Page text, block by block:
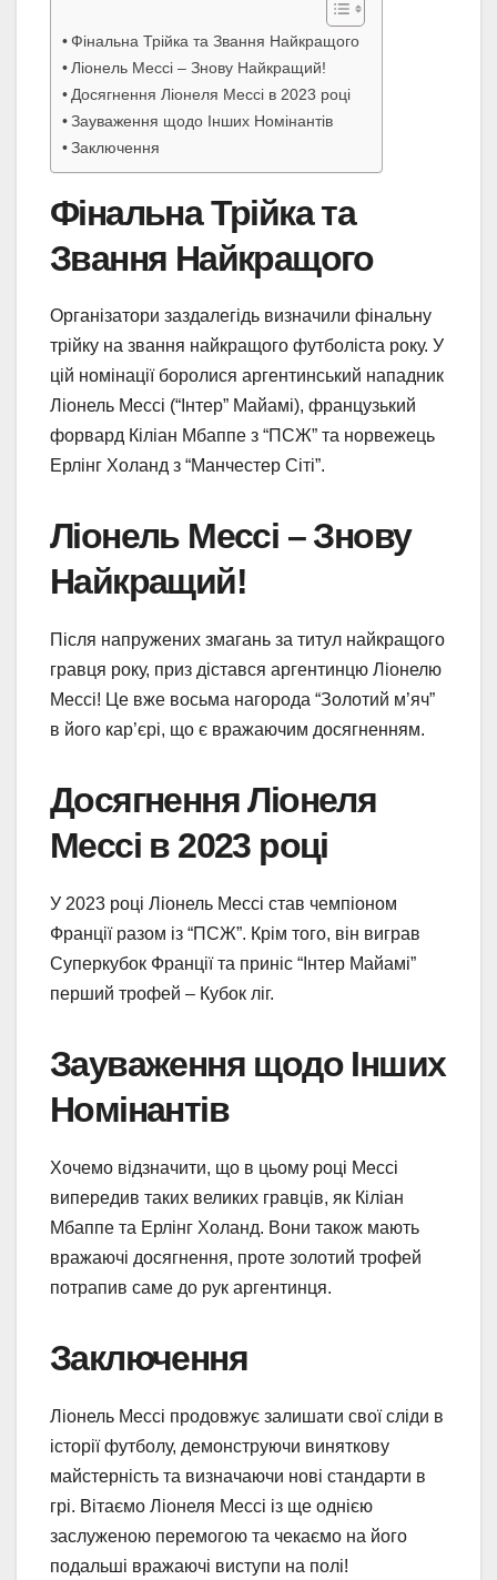
Фінальна Трійка та Звання Найкращого
Ліонель Мессі – Знову Найкращий!
Досягнення Ліонеля Мессі в 2023 році
Зауваження щодо Інших Номінантів
Заключення
Фінальна Трійка та
Звання Найкращого
Організатори заздалегідь визначили фінальну
трійку на звання найкращого футболіста року. У
цій номінації боролися аргентинський нападник
Ліонель Мессі (“Інтер” Майамі), французький
форвард Кіліан Мбаппе з “ПСЖ” та норвежець
Ерлінг Холанд з “Манчестер Сіті”.
Ліонель Мессі – Знову
Найкращий!
Після напружених змагань за титул найкращого
гравця року, приз дістався аргентинцю Ліонелю
Мессі! Це вже восьма нагорода “Золотий м’яч”
в його кар’єрі, що є вражаючим досягненням.
Досягнення Ліонеля
Мессі в 2023 році
У 2023 році Ліонель Мессі став чемпіоном
Франції разом із “ПСЖ”. Крім того, він виграв
Суперкубок Франції та приніс “Інтер Майамі”
перший трофей – Кубок ліг.
Зауваження щодо Інших
Номінантів
Хочемо відзначити, що в цьому році Мессі
випередив таких великих гравців, як Кіліан
Мбаппе та Ерлінг Холанд. Вони також мають
вражаючі досягнення, проте золотий трофей
потрапив саме до рук аргентинця.
Заключення
Ліонель Мессі продовжує залишати свої сліди в
історії футболу, демонструючи виняткову
майстерність та визначаючи нові стандарти в
грі. Вітаємо Ліонеля Мессі із ще однією
заслуженою перемогою та чекаємо на його
подальші вражаючі виступи на полі!